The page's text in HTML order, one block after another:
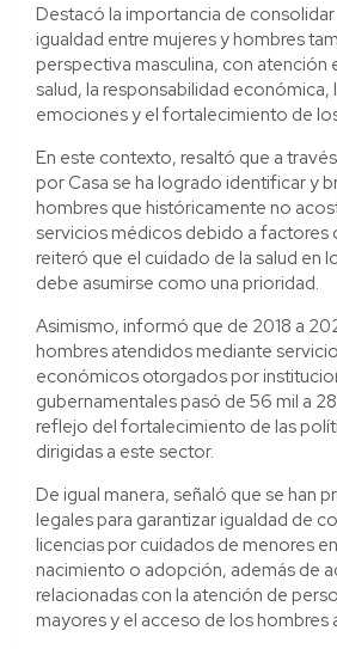
Destacó la importancia de consolidar
igualdad entre mujeres y hombres
perspectiva masculina, con atención
salud, la responsabilidad económica,
emociones y el fortalecimiento de
En este contexto, resaltó que a
por Casa se ha logrado identificar y
hombres que históricamente no
servicios médicos debido a factores
reiteró que el cuidado de la salud en
debe asumirse como una prioridad.
Asimismo, informó que de 2018 a
hombres atendidos mediante
económicos otorgados por
gubernamentales pasó de 56 mil a
reflejo del fortalecimiento de las
dirigidas a este sector.
De igual manera, señaló que se han
legales para garantizar igualdad de
licencias por cuidados de menores
nacimiento o adopción, además de
relacionadas con la atención de
mayores y el acceso de los hombres